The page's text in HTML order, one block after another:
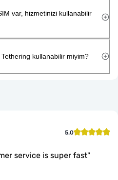
var, hizmetinizi kullanabilir
kullanabilir miyim?
5.0
service is super fast"